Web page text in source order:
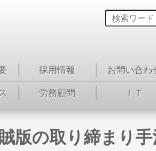
採用情報 お問い合わ
労務顧問 ＩＴ
版の取り締まり手